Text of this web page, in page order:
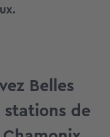
Belles
stations de